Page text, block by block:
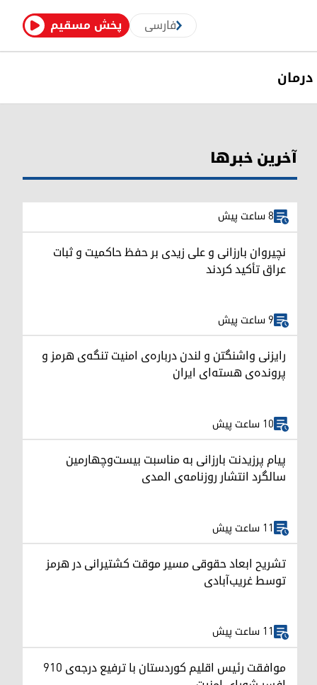
پخش مسقیم فارسی
آخرین خبرها
8 ساعت پیش
نچیروان بارزانی و علی زیدی بر حفظ حاکمیت و ثبات
عراق تأکید کردند
9 ساعت پیش
رایزنی واشنگتن و لندن درباره‌ی امنیت تنگه‌ی هرمز و
پرونده‌ی هسته‌ای ایران
10 ساعت پیش
پیام پرزیدنت بارزانی به مناسبت بیست‌وچهارمین
سالگرد انتشار روزنامه‌ی المدی
11 ساعت پیش
تشریح ابعاد حقوقی مسیر موقت کشتیرانی در هرمز
توسط غریب‌آبادی
11 ساعت پیش
موافقت رئیس اقلیم کوردستان با ترفیع درجه‌ی ۹۱۰